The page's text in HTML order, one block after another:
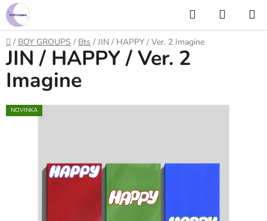
Prejsť
na
obsah
Hľadať
KOŠÍK
Domov
/ BOY GROUPS / Bts / JIN / HAPPY / Ver. 2 Imagine
JIN / HAPPY / Ver. 2
Imagine
NOVINKA